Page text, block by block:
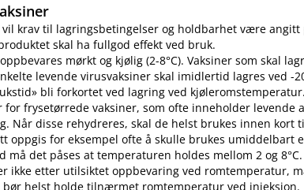
krav til lagringsbetingelser og holdbarhet være angitt
skal ha fullgod effekt ved bruk.
mørkt og kjølig (2-8°C). Vaksiner som skal
levende virusvaksiner skal imidlertid lagres ved -
bli forkortet ved lagring ved kjøleromstemperatur.
for frysetørrede vaksiner, som ofte inneholder levende
Når disse rehydreres, skal de helst brukes innen kort
oppgis for eksempel ofte å skulle brukes umiddelbart
må det påses at temperaturen holdes mellom 2 og
ikke etter utilsiktet oppbevaring ved romtemperatur,
bør helst holde tilnærmet romtemperatur ved injeksjon.